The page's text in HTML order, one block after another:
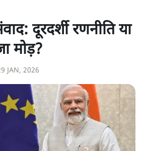
दूरदर्शी रणनीति या
मोड़?
JAN, 2026